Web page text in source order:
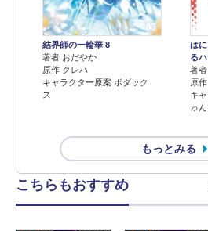
結界師の一輪華 8
著者 おだやか
原作 クレハ
キャラクター原案 ボダック
ス
は
る
著
原
キ
ゅ
もっとみる
こちらもおすすめ